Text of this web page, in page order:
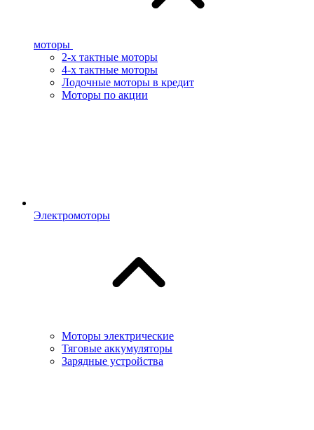
моторы
2-х тактные моторы
4-х тактные моторы
Лодочные моторы в кредит
Моторы по акции
Электромоторы
Моторы электрические
Тяговые аккумуляторы
Зарядные устройства